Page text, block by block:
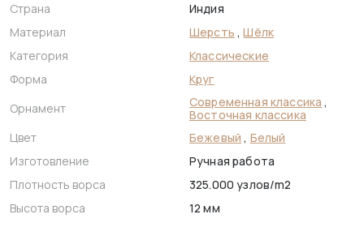
Страна
Индия
Материал
Шерсть ,Шёлк
Категория
Классические
Форма
Круг
Орнамент
Современная классика ,
Восточная классика
Цвет
Бежевый , Белый
Изготовление
Ручная работа
Плотность ворса
325.000 узлов/m2
Высота ворса
12 мм